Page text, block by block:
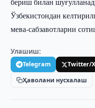
Ўзбекистондан
мева-сабзавотларни
Улашиш:
Telegram Twitter/X
Ҳаволани нусхалаш